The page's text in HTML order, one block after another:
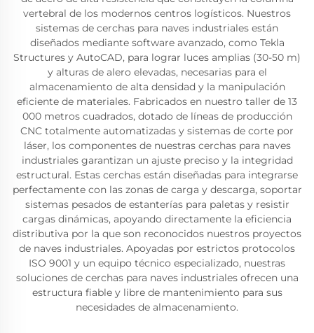
vertebral de los modernos centros logísticos. Nuestros
sistemas de cerchas para naves industriales están
diseñados mediante software avanzado, como Tekla
Structures y AutoCAD, para lograr luces amplias (30-50 m)
y alturas de alero elevadas, necesarias para el
almacenamiento de alta densidad y la manipulación
eficiente de materiales. Fabricados en nuestro taller de 13
000 metros cuadrados, dotado de líneas de producción
CNC totalmente automatizadas y sistemas de corte por
láser, los componentes de nuestras cerchas para naves
industriales garantizan un ajuste preciso y la integridad
estructural. Estas cerchas están diseñadas para integrarse
perfectamente con las zonas de carga y descarga, soportar
sistemas pesados de estanterías para paletas y resistir
cargas dinámicas, apoyando directamente la eficiencia
distributiva por la que son reconocidos nuestros proyectos
de naves industriales. Apoyadas por estrictos protocolos
ISO 9001 y un equipo técnico especializado, nuestras
soluciones de cerchas para naves industriales ofrecen una
estructura fiable y libre de mantenimiento para sus
necesidades de almacenamiento.